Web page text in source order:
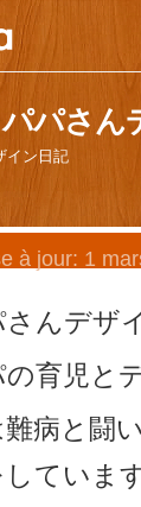
パさん
イン日記
à jour: 1
んデザ
育児と
難病と闘
ています